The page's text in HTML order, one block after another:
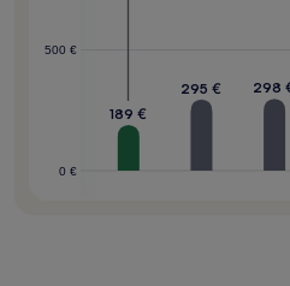
0 €
500 €
189 €
295 € 298